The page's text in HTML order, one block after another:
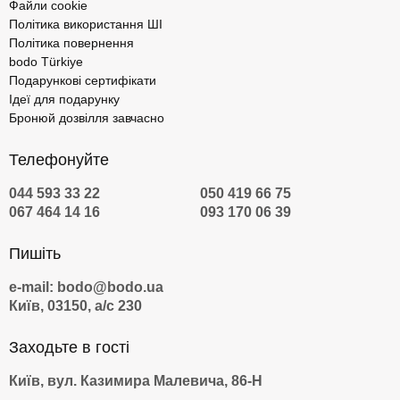
прогулянка на конях для двох;
тест-драйв суперкара Lamborghini;
вечеря в ресторані з панорамним видом;
сиро-винний тур Закарпаттям;
майстер-клас управління яхтою;
екскурсія до Дому Хаскі;
вейкбординг на канатці;
заздалегідь у тому випадку, якщо хочеться зробити
несподіваний і приємний сюрприз для другої половинки. А
сайту bodo.ua.
Файли cookie
Політика використання ШІ
Політика повернення
bodo Türkiye
Подарункові сертифікати
Ідеї для подарунку
Бронюй дозвілля завчасно
Телефонуйте
044 593 33 22
050 419 66 75
067 464 14 16
093 170 06 39
Пишіть
e-mail: bodo@bodo.ua
Київ, 03150, а/с 230
Заходьте в гості
Київ, вул. Казимира Малевича, 86-Н